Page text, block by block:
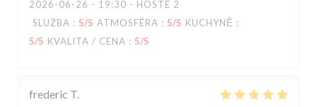
2026-06-26 - 19:30 - HOSTÉ 2
SLUŽBA : 5/5 ATMOSFÉRA : 5/5 KUCHYNĚ :
5/5 KVALITA / CENA : 5/5
frederic T